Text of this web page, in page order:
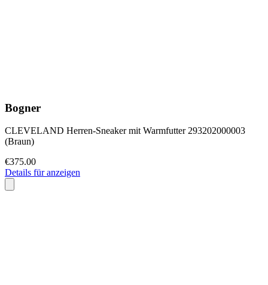
Bogner
CLEVELAND Herren-Sneaker mit Warmfutter 293202000003
(Braun)
€375.00
Details für anzeigen